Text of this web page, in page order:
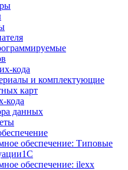
кода
и комплектующие
карт
кода
данных
обеспечение: Типовые
обеспечение: ilexx